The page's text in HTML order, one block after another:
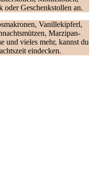
oder Geschenkstollen an.
Vanillekipferl,
Marzipan-
und vieles mehr, kannst du
eindecken.